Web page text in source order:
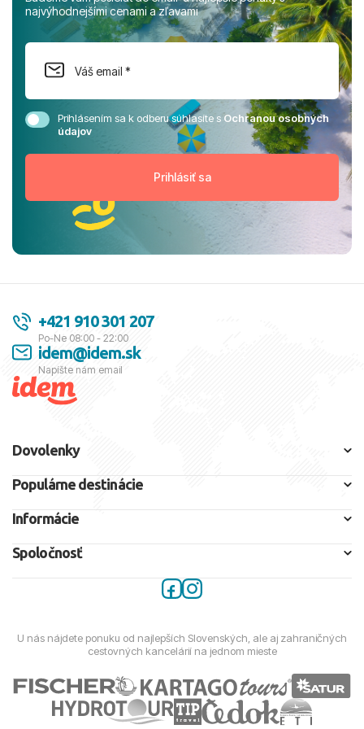
najvýhodnejšími cenami a zľavami
Prihlásením sa k odberu súhlasíte sOchranou osobných
údajov
+421 910 301 207
Po-Ne 08:00 - 22:00
idem@idem.sk
Napíšte nám email
Dovolenky
Populárne destinácie
Informácie
Spoločnosť
U nás nájdete ponuku od najlepších Slovenských, ale aj zahraničných
cestovných kancelárií na jednom mieste